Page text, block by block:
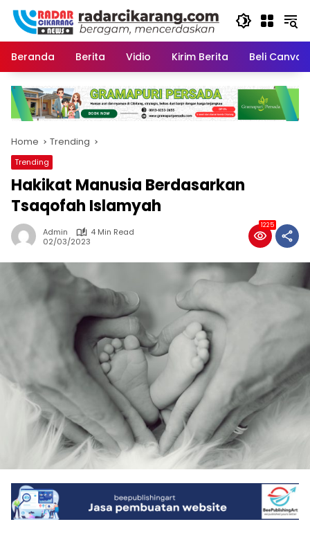
Skip
content
Beranda
Berita Vidio Kirim Berita Beli
Home Trending
Trending
Hakikat Manusia Berdasarkan
Tsaqofah Islamyah
Admin
4 Min Read
02/03/2023
1225